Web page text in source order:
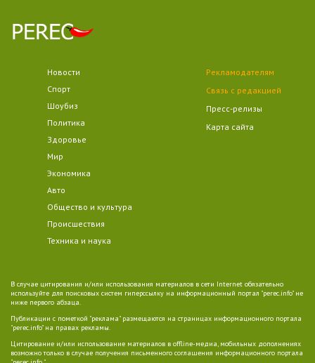
Новости
Спорт
Шоубиз
Политика
Здоровье
Мир
Экономика
Авто
Общество и культура
Происшествия
Техника и наука
Рекламодателям
Связь с редакцией
Пресс-релизы
Карта сайта
В случае цитирования и/или использования материалов в сети Internet обязательно
используйте для поисковых систем гиперссылку на информационный портал "perec.info" не
ниже первого абзаца.
Публикации с пометкой "реклама" размещаются на страницах информационного портала
"perec.info" на правах рекламы.
Цитирование и/или использование материалов в offline-медиа, мобильных дополнениях
возможно только в случае получения письменного соглашения информационного портала